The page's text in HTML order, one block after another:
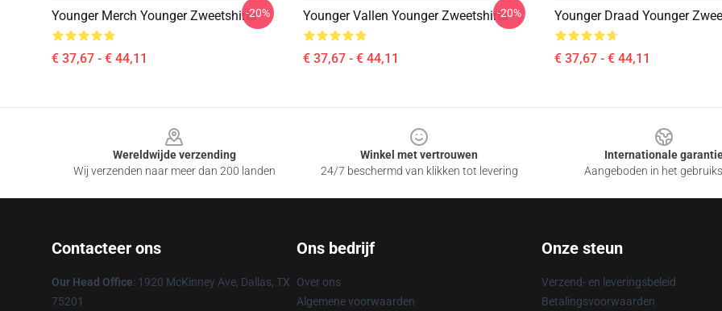
Younger Merch Younger Zweetshirts
€ 37,67 - € 44,11
-20% Younger Vallen Younger Zweetshirts
€ 37,67 - € 44,11
-20% Younger Draad Younger
€ 37,67 - € 44,11
Wereldwijde verzending
Wij verzenden naar meer dan 200 landen
Winkel met vertrouwen
24/7 beschermd van klikken tot levering
Internationale
Aangeboden in het
Contacteer ons
Our Head Office: 1920 McKinney Ave, Dallas, TX
75201
Ons bedrijf
Over ons
Algemene voorwaarden
Onze steun
Verzend- en leveringsbeleid
Betalingsvoorwaarden